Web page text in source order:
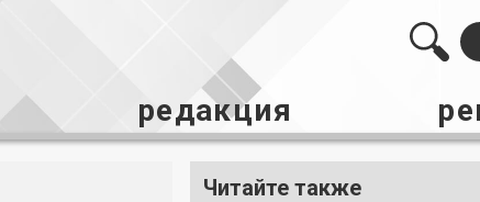
редакция
Читайте также